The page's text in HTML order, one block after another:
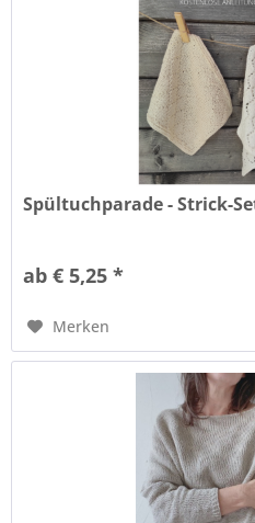
Spültuchparade - Strick-
ab € 5,25 *
Merken